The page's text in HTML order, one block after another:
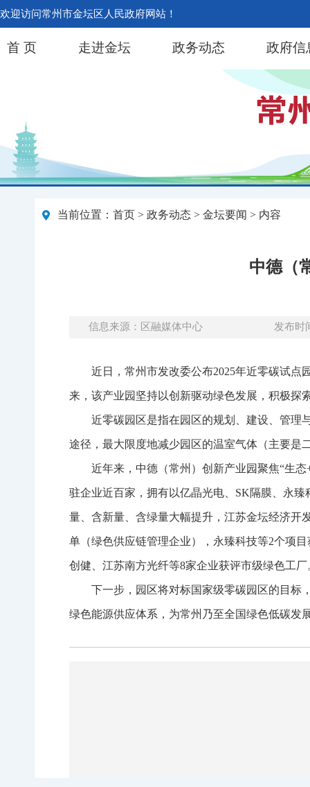
欢迎访问常州市金坛区人民政府网站！
首 页 走进金坛 政务动态 政府信
当前位置： 首页 > 政务动态 > 金坛要闻 > 内容
中德（
信息来源：区融媒体中心 发布时
近日，常州市发改委公布2025年近零碳试点
来，该产业园坚持以创新驱动绿色发展，积极探
近零碳园区是指在园区的规划、建设、管理
途径，最大限度地减少园区的温室气体（主要是
近年来，中德（常州）创新产业园聚焦“生
驻企业近百家，拥有以亿晶光电、SK隔膜、永
量、含新量、含绿量大幅提升，江苏金坛经济开
单（绿色供应链管理企业），永臻科技等2个项
创健、江苏南方光纤等8家企业获评市级绿色工厂
下一步，园区将对标国家级零碳园区的目标
绿色能源供应体系，为常州乃至全国绿色低碳发